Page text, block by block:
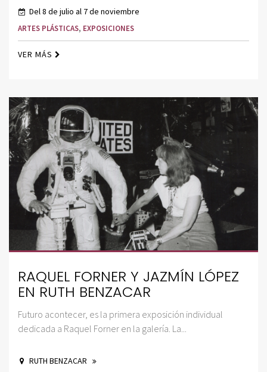
Del 8 de julio al 7 de noviembre
ARTES PLÁSTICAS, EXPOSICIONES
VER MÁS
RAQUEL FORNER Y JAZMÍN LÓPEZ
EN RUTH BENZACAR
Futuro acontecer, es la primera exposición individual
dedicada a Raquel Forner en la galería. La...
RUTH BENZACAR